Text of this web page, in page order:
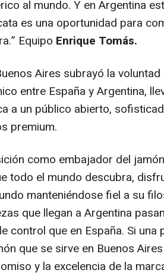
al mundo. Y en Argentina
es una oportunidad para
Equipo Enrique Tomás.
Aires subrayó la voluntad
entre España y Argentina,
a un público abierto,
premium.
como embajador del
todo el mundo descubra,
manteniéndose fiel a su
que llegan a Argentina
que en España. Si una
que se sirve en Buenos Aires
y la excelencia de la